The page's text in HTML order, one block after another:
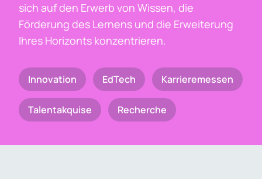
sich auf den Erwerb von Wissen, die
Förderung des Lernens und die Erweiterung
Ihres Horizonts konzentrieren.
Innovation EdTech Karrieremessen
Talentakquise Recherche